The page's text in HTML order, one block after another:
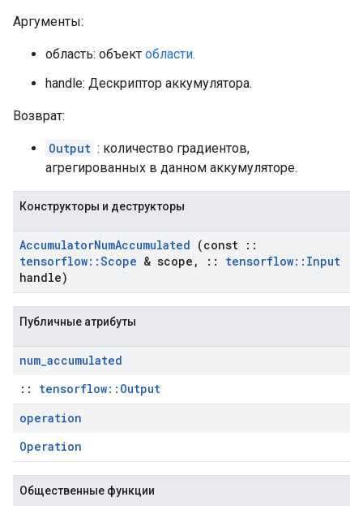
Аргументы:
область: объект области.
handle: Дескриптор аккумулятора.
Возврат:
Output : количество градиентов,
агрегированных в данном аккумуляторе.
Конструкторы и деструкторы
AccumulatorNumAccumulated (const ::
tensorflow::Scope & scope , :: tensorflow:: Input
handle)
Публичные атрибуты
num_accumulated
:: tensorflow::Output
operation
Operation
Общественные функции